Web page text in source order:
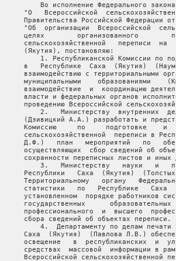
Во исполнение Федерального
"О   Всероссийской
Правительства Российской Федерации
"Об  организации  Всероссийской
целях        организованного
сельскохозяйственной   переписи  на
   (Якутия), постановляю:
1. Республиканской Комиссии по
в   Республике  Саха  (Якутия)
взаимодействию с территориальными
муниципальными    образованиями
взаимодействие  и  координацию
власти и федеральных органов
проведению Всероссийской
2.   Министерству  внутренних
(Дзивицкий А.А.) разработать и
Комиссию     по     подготовке    и
сельскохозяйственной  переписи в
Д.Ф.)   план   мероприятий   по
осуществляющих  сбор сведений об
сохранности переписных листов и иных
3.   Министерству   науки   и
Республики   Саха  (Якутия)
Территориальному   органу
статистики   по   Республике   Саха
установленном  порядке работников
государственных      образовательных
профессионального  и  высшего
   сбора сведений об объектах переписи.
4.  Департаменту по делам печати
Саха  (Якутия)  (Павлова Л.В.)
освещение   в  республиканских  и
средствах  массовой  информации в
Всероссийской сельскохозяйственной